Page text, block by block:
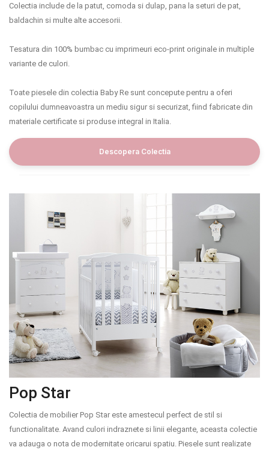
Colectia include de la patut, comoda si dulap, pana la seturi de pat,
baldachin si multe alte accesorii.
Tesatura din 100% bumbac cu imprimeuri eco-print originale in multiple
variante de culori.
Toate piesele din colectia Baby Re sunt concepute pentru a oferi
copilului dumneavoastra un mediu sigur si securizat, fiind fabricate din
materiale certificate si produse integral in Italia.
Descopera Colectia
Pop Star
Colectia de mobilier Pop Star este amestecul perfect de stil si
functionalitate. Avand culori indraznete si linii elegante, aceasta colectie
va adauga o nota de modernitate oricarui spatiu. Piesele sunt realizate